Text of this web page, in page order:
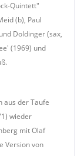
Quintett"
(b), Paul
Doldinger (sax,
(1969) und
aus der Taufe
wieder
mit Olaf
Version von